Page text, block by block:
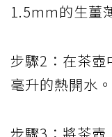
1.5mm的生薑
步驟2：在茶壺
毫升的熱開水。
步驟3：將茶壺